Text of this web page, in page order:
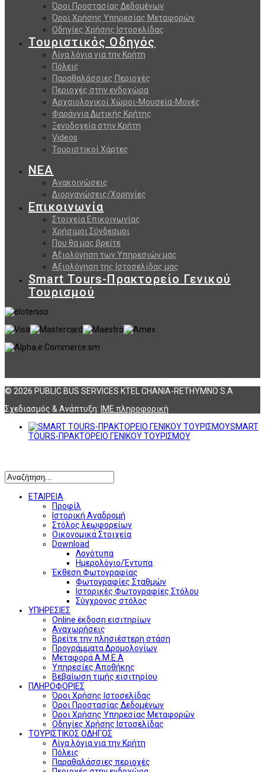
Όροι Προστασίας Δεδομένων
Όροι Χρήσης Υπηρεσίας Μεταφορών
Οδηγίες Χρήσης Ιστοσελίδας
Τουριστικός Οδηγός
Λίγα λόγια για την Κρήτη
Πόλεις
Παραθαλάσσιες Περιοχές
Περιοχές στην ενδοχώρα
Αρχαιολογικοί Χώροι-Μουσεία-Μονές
Φαράγγια Δυτικής Κρήτης
Ξενοδοχεία στην Κρήτη
Videos
Τουριστικοί Χάρτες
ΝΕΑ
Ανακοινώσεις
Διοργανώσεις/Χορηγίες
Επικοινωνία
Στοιχεία Επικοινωνίας
Χρήσιμοι Σύνδεσμοι
Που θα μας βρείτε
Αξιολόγηση των Υπηρεσιών μας
Αξιολόγηση της Ιστοσελίδας μας
Smart Tours-Πρακτορείο Γενικού
Τουρισμού
© 2026 PUBLIC BUS SERVICES KTEL CHANIA-RETHYMNO S.A
Σχεδιασμός & Ανάπτυξη: ΙΜΕ πληροφορική
SMART
TOURS-ΠΡΑΚΤΟΡΕΙΟ ΓΕΝΙΚΟΥ ΤΟΥΡΙΣΜΟΥ
ΕΤΑΙΡΕΙΑ
Προφίλ
Ιστορική Αναδρομή
Στόλος λεωφορείων
Οικονομικά Στοιχεία
Download
Λογότυπα
Ημερολόγιο/Έντυπα
Έκθεση Φωτογραφίας
Φωτογραφίες Σταθμών
Ιστορικές Φωτογραφίες Στόλου
Σύγχρονος στόλος
ΥΠΗΡΕΣΙΕΣ
Online έκδοση εισιτηρίων
Αναχωρήσεις
Βρείτε την πλησιέστερη στάση
Προγράμματα Δρομολογίων
Μεταφορά Α.Μ.Ε.Α
Υπηρεσίες Αποθήκης
Βεβαίωση τιμής εισιτηρίου
ΠΛΗΡΟΦΟΡΙΕΣ
Όροι Χρήσης Ιστοσελίδας
Όροι Προστασίας Δεδομένων
Όροι Χρήσης Υπηρεσίας Μεταφορών
Οδηγίες Χρήσης Ιστοσελίδας
ΤΟΥΡΙΣΤΙΚΟΣ ΟΔΗΓΟΣ
Λίγα λόγια για την Κρήτη
Πόλεις
Παραθαλάσσιες περιοχές